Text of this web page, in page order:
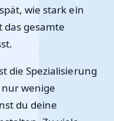
wie stark ein
das gesamte
die Spezialisierung
wenige
du deine